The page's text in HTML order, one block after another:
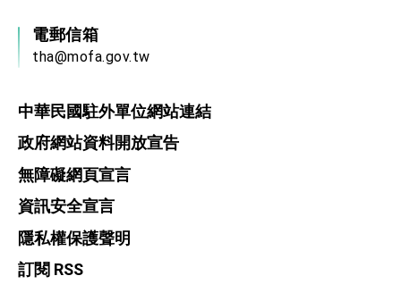
電郵信箱
tha@mofa.gov.tw
中華民國駐外單位網站連結
政府網站資料開放宣告
無障礙網頁宣言
資訊安全宣言
隱私權保護聲明
訂閱 RSS